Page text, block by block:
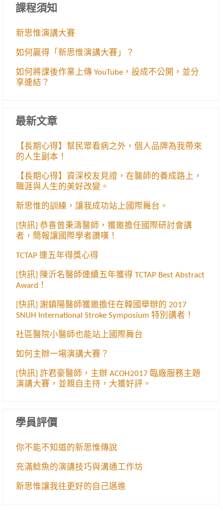
課程須知
新思惟演講大賽
如何贏得「新思惟演講大賽」？
如何將課後作業上傳 YouTube，設成不公開，並分
享連結？
最新文章
【長期心得】幫民眾看病之外，個人品牌為我帶來
的人生副本！
【長期心得】資深校友見證，在醫師的養成路上，
職涯與人生的美好改變。
新思惟的訓練，讓我成功站上國際舞台。
[快訊] 恭喜曾秉濤醫師，獲邀擔任國際研討會講
者，簡報讓國際學者讚嘆！
TCTAP 連五年得獎心得
[快訊] 陳沂名醫師連續五年獲得 TCTAP Best Abstract
Award！
[快訊] 謝鎮陽醫師獲邀擔任在韓國舉辦的 2017
SNUH International Stroke Symposium 特別講者！
社區醫院小醫師也能站上國際舞台
如何主辦一場演講大賽？
[快訊] 許君豪醫師，主辦 ACOH2017 臨廠服務主題
演講大賽，並親自主持，大獲好評。
學員評價
你不能不知道的新思惟傳說
充滿鯰魚的演講技巧與溝通工作坊
新思惟讓我往更好的自己邁進